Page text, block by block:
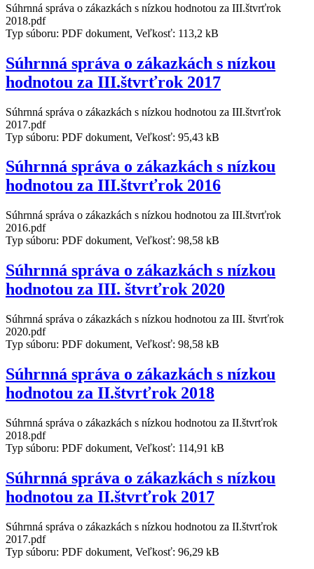
Súhrnná správa o zákazkách s nízkou hodnotou za III.štvrťrok
2018.pdf
Typ súboru: PDF dokument, Veľkosť: 113,2 kB
Súhrnná správa o zákazkách s nízkou
hodnotou za III.štvrťrok 2017
Súhrnná správa o zákazkách s nízkou hodnotou za III.štvrťrok
2017.pdf
Typ súboru: PDF dokument, Veľkosť: 95,43 kB
Súhrnná správa o zákazkách s nízkou
hodnotou za III.štvrťrok 2016
Súhrnná správa o zákazkách s nízkou hodnotou za III.štvrťrok
2016.pdf
Typ súboru: PDF dokument, Veľkosť: 98,58 kB
Súhrnná správa o zákazkách s nízkou
hodnotou za III. štvrťrok 2020
Súhrnná správa o zákazkách s nízkou hodnotou za III. štvrťrok
2020.pdf
Typ súboru: PDF dokument, Veľkosť: 98,58 kB
Súhrnná správa o zákazkách s nízkou
hodnotou za II.štvrťrok 2018
Súhrnná správa o zákazkách s nízkou hodnotou za II.štvrťrok
2018.pdf
Typ súboru: PDF dokument, Veľkosť: 114,91 kB
Súhrnná správa o zákazkách s nízkou
hodnotou za II.štvrťrok 2017
Súhrnná správa o zákazkách s nízkou hodnotou za II.štvrťrok
2017.pdf
Typ súboru: PDF dokument, Veľkosť: 96,29 kB